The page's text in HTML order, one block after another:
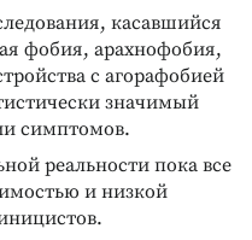
касавшийся
фобия, арахнофобия,
с агорафобией
значимый
симптомов.
реальности пока все
и низкой